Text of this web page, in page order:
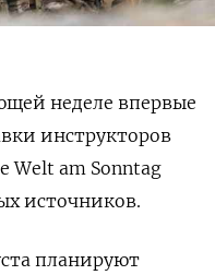
неделе впервые
инструкторов
Welt am Sonntag
источников.
планируют